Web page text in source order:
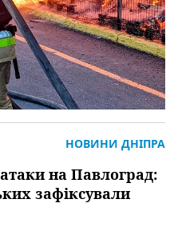
на Павлоград:
зафіксували
НОВИНИ ДНІПРА